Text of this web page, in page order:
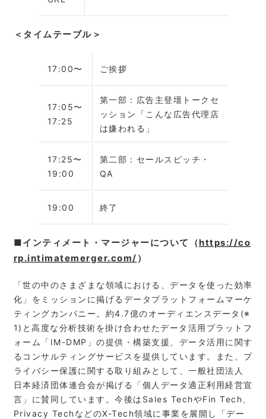
＜タイムテーブル＞
17:00〜 ご挨拶
17:05〜
17:25
第一部：広告主登壇トークセ
ッション「こんな広告代理店
は嫌われる」
17:25〜
19:00
第二部：セールスピッチ・
QA
19:00 終了
■インティメート・マージャーについて（https://co
rp.intimatemerger.com/ ）
「世の中のさまざまな領域における、データを使った効率
化」をミッションに掲げるデータプラットフォームマーケ
ティングカンパニー。約4.7億のオーディエンスデータ(※
1)と高度な分析技術を掛け合わせたデータ活用プラットフ
ォーム「IM-DMP」の提供・構築支援、データ活用に関す
るコンサルティングサービスを提供しています。また、プ
ライバシー保護に関する取り組みとして、一般社団法人
日本経済団体連合会が掲げる「個人データ適正利用経営宣
言」に賛同しています。今後はSales TechやFin Tech、
Privacy TechなどのX-Tech領域に事業を展開し「デー